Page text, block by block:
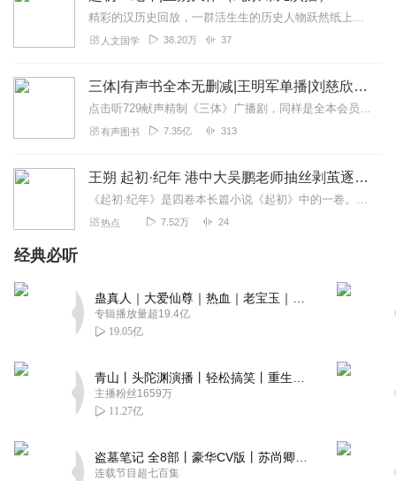
精彩的汉历史回放，一群活生生的历史人物跃然纸上，北京味儿，你越品越足，君臣神侃，你越听越逗，神书！
人文国学 38.20万 37
三体|有声书全本无删减|王明军单播|刘慈欣原著
点击听729献声精制《三体》广播剧，同样是全本会员免费畅听，快来感受声音大戏的魅力！【购买须知】1、本作品部分集数为免费试听。2、版权归原作者所有，严禁翻录成任...
有声图书 7.35亿 313
王朔 起初·纪年 港中大吴鹏老师抽丝剥茧逐章解读
《起初·纪年》是四卷本长篇小说《起初》中的一卷。其他卷后出。本卷取材自汉武帝故事。讲述了从汉武帝亲政到去世为止五十多年的人生，以及李广、李陵、司马迁、苏武、张骞...
热点 7.52万 24
经典必听
专辑播放量超19.4亿
19.05亿
主播粉丝1659万
11.27亿
连载节目超七百集